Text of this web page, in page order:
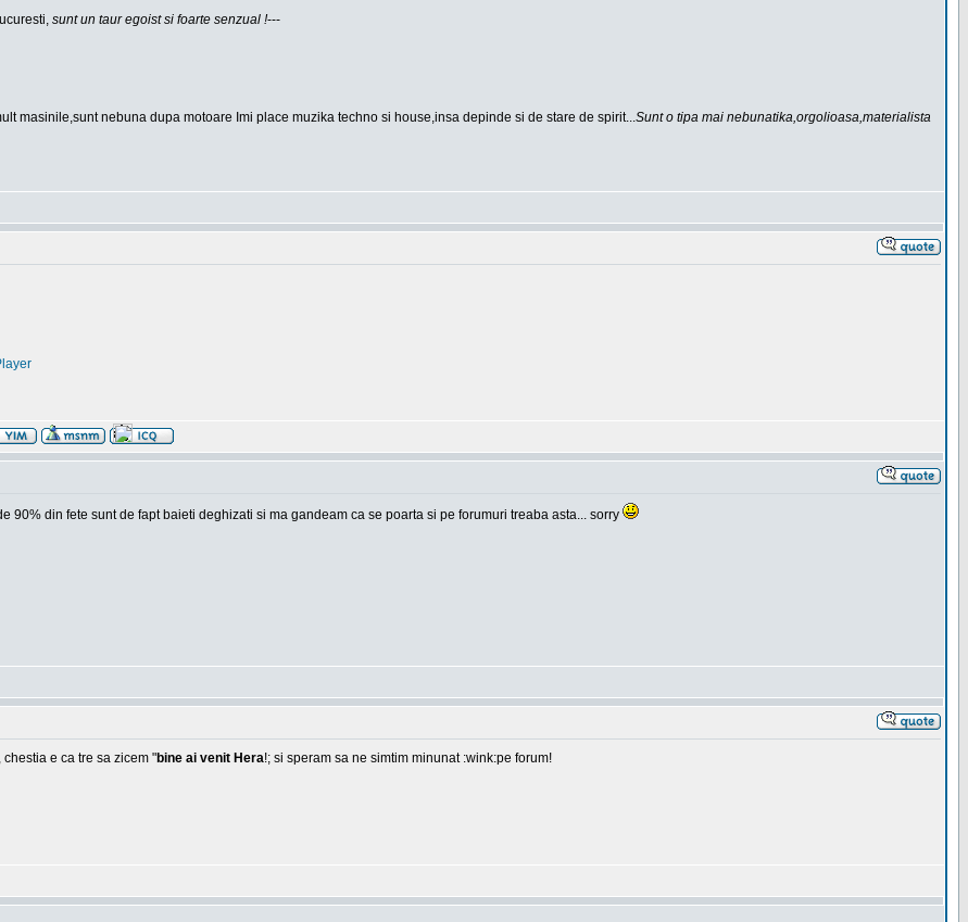
sunt un taur egoist si foarte senzual !---
masinile,sunt nebuna dupa motoare Imi place muzika techno si house,insa depinde si de stare de spirit...Sunt o tipa mai nebunatika,orgolioasa,materialista
90% din fete sunt de fapt baieti deghizati si ma gandeam ca se poarta si pe forumuri treaba asta... sorry
e ca tre sa zicem "bine ai venit Hera!; si speram sa ne simtim minunat :wink:pe forum!